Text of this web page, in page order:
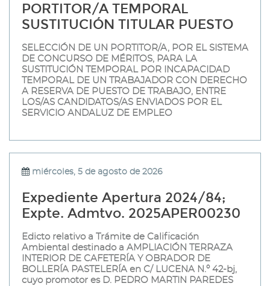
PORTITOR/A TEMPORAL
SUSTITUCIÓN TITULAR PUESTO
SELECCIÓN DE UN PORTITOR/A, POR EL SISTEMA
DE CONCURSO DE MÉRITOS, PARA LA
SUSTITUCIÓN TEMPORAL POR INCAPACIDAD
TEMPORAL DE UN TRABAJADOR CON DERECHO
A RESERVA DE PUESTO DE TRABAJO, ENTRE
LOS/AS CANDIDATOS/AS ENVIADOS POR EL
SERVICIO ANDALUZ DE EMPLEO
miércoles, 5 de agosto de 2026
Expediente Apertura 2024/84;
Expte. Admtvo. 2025APER00230
Edicto relativo a Trámite de Calificación
Ambiental destinado a AMPLIACIÓN TERRAZA
INTERIOR DE CAFETERÍA Y OBRADOR DE
BOLLERÍA PASTELERÍA en C/ LUCENA N.º 42-bj,
cuyo promotor es D. PEDRO MARTIN PAREDES